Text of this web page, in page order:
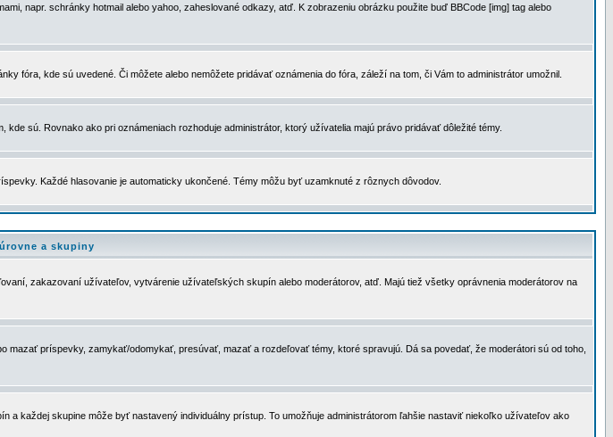
napr. schránky hotmail alebo yahoo, zaheslované odkazy, atď. K zobrazeniu obrázku použite buď BBCode [img] tag alebo
fóra, kde sú uvedené. Či môžete alebo nemôžete pridávať oznámenia do fóra, záleží na tom, či Vám to administrátor umožnil.
sú. Rovnako ako pri oznámeniach rozhoduje administrátor, ktorý užívatelia majú právo pridávať dôležité témy.
Každé hlasovanie je automaticky ukončené. Témy môžu byť uzamknuté z rôznych dôvodov.
a skupiny
zakazovaní užívateľov, vytvárenie užívateľských skupín alebo moderátorov, atď. Majú tiež všetky oprávnenia moderátorov na
príspevky, zamykať/odomykať, presúvať, mazať a rozdeľovať témy, ktoré spravujú. Dá sa povedať, že moderátori sú od toho,
každej skupine môže byť nastavený individuálny prístup. To umožňuje administrátorom ľahšie nastaviť niekoľko užívateľov ako